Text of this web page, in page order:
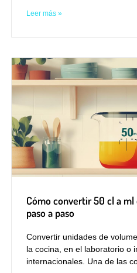
Leer más »
Cómo convertir 50 cl a
paso a paso
Convertir unidades de
la cocina, en el laboratorio o
internacionales. Una de las